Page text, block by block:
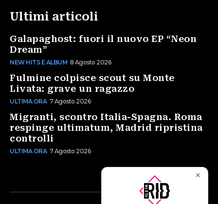
Ultimi articoli
Galapaghost: fuori il nuovo EP “Neon
Dream”
NEW HITS E ALBUM 8 Agosto 2026
Fulmine colpisce scout su Monte
Livata: grave un ragazzo
ULTIMA ORA 7 Agosto 2026
Migranti, scontro Italia-Spagna. Roma
respinge ultimatum, Madrid ripristina
controlli
ULTIMA ORA 7 Agosto 2026
✕